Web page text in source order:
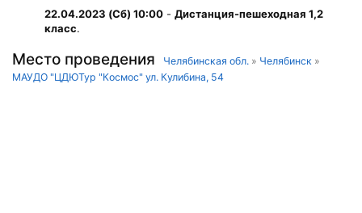
22.04.2023 (Сб) 10:00 - Дистанция-пешеходная 1,2
класс.
Место проведения Челябинская обл. » Челябинск »
МАУДО "ЦДЮТур "Космос" ул. Кулибина, 54